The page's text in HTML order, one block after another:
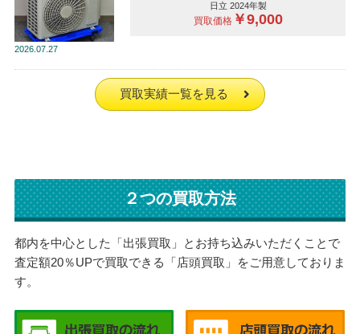
2026 07.27
日立 2024年製
買取価格￥9,000
買取実績一覧を見る
２つの買取方法
都内を中心とした「出張買取」とお持ち込みいただくことで
査定額20％UPで買取できる「店頭買取」をご用意しておりま
す。